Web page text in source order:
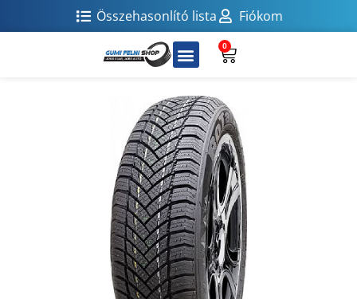
Összehasonlító lista Fiókom
0